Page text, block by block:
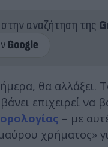
αναζήτηση της
θα αλλάξει.
επιχειρεί να
– με
χρήματος»